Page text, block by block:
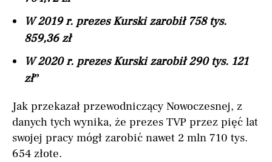
W 2019 r. prezes Kurski zarobił 758 tys.
859,36 zł
W 2020 r. prezes Kurski zarobił 290 tys. 121
zł”
Jak przekazał przewodniczący Nowoczesnej, z
danych tych wynika, że prezes TVP przez pięć lat
swojej pracy mógł zarobić nawet 2 mln 710 tys.
654 złote.